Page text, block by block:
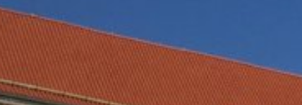
Prehliadačový plugin
Ukladaniu cookies do pamäte
prípade sa môže stať, že nebudete
údajov, ktoré sa vytvárajú
ako aj zabrániť spracovaniu týchto
Predmet*